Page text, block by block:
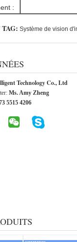
:
Système de vision
Technology Co., Ltd
Ms. Amy Zheng
5515 4206